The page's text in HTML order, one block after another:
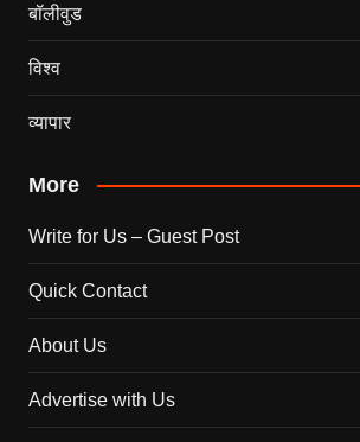
बॉलीवुड
विश्व
व्यापार
More
Write for Us – Guest Post
Quick Contact
About Us
Advertise with Us